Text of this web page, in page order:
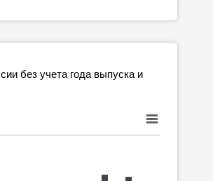
без учета года выпуска и